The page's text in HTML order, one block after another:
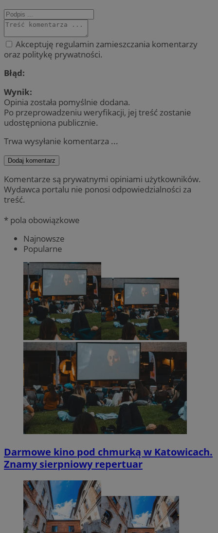
Akceptuję regulamin zamieszczania komentarzy
oraz politykę prywatności.
Błąd:
Wynik:
Opinia została pomyślnie dodana.
Po przeprowadzeniu weryfikacji, jej treść zostanie
udostępniona publicznie.
Trwa wysyłanie komentarza ...
Dodaj komentarz
Komentarze są prywatnymi opiniami użytkowników.
Wydawca portalu nie ponosi odpowiedzialności za
treść.
* pola obowiązkowe
Najnowsze
Popularne
Darmowe kino pod chmurką w Katowicach.
Znamy sierpniowy repertuar